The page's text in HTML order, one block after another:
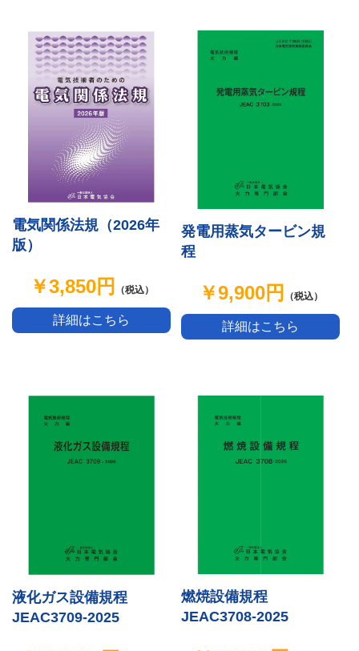
電気関係法規（2026年
版）
￥3,850円 （税込）
詳細はこちら
発電用蒸気タービン規
程
￥9,900円 （税込）
詳細はこちら
液化ガス設備規程
JEAC3709-2025
燃焼設備規程
JEAC3708-2025